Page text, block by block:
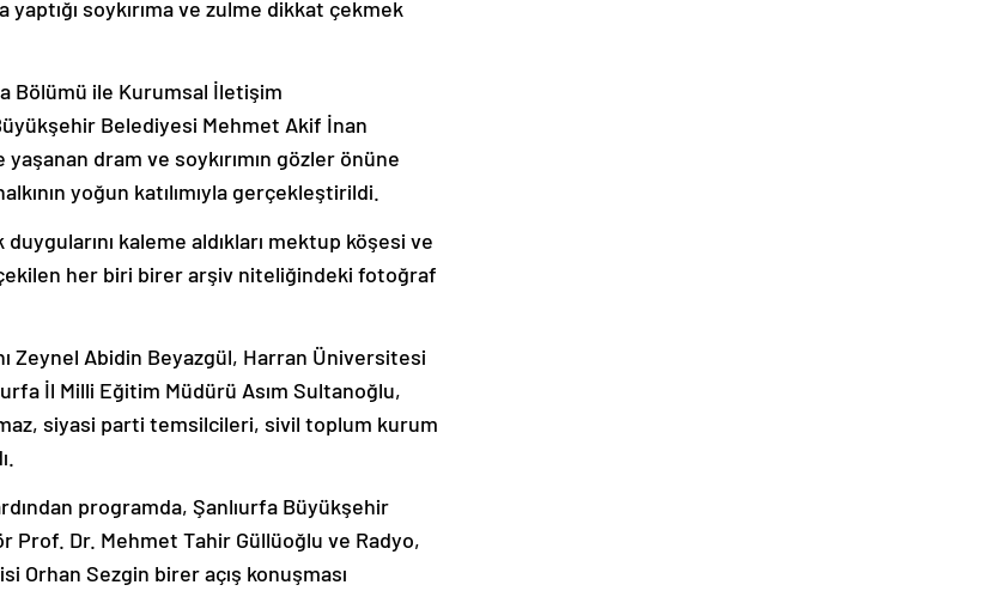
soykırıma ve zulme dikkat çekmek
Bölümü ile Kurumsal İletişim
Belediyesi Mehmet Akif İnan
dram ve soykırımın gözler önüne
yoğun katılımıyla gerçekleştirildi.
kaleme aldıkları mektup köşesi ve
her biri birer arşiv niteliğindeki fotoğraf
Zeynel Abidin Beyazgül, Harran Üniversitesi
İl Milli Eğitim Müdürü Asım Sultanoğlu,
siyasi parti temsilcileri, sivil toplum kurum
programda, Şanlıurfa Büyükşehir
Prof. Dr. Mehmet Tahir Güllüoğlu ve Radyo,
Orhan Sezgin birer açış konuşması